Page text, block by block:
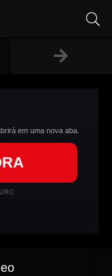
em uma nova aba.